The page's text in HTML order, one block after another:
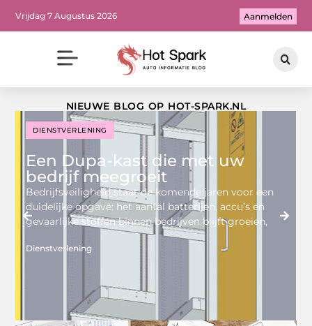
Vrijdag 7 Augustus 2026 Aanmelden
NIEUWE BLOG OP HOT-SPARK.NL
DIENSTVERLENING
Een Dupa-kast die met uw
bedrijf meegroeit
Bedrijfsveiligheid staat de komende jaren voor een
duidelijke opgave: het aantal batterijen, accu’s en
gevaarlijke stoffen binnen bedrijven blijft groeien,
Dienstverlening